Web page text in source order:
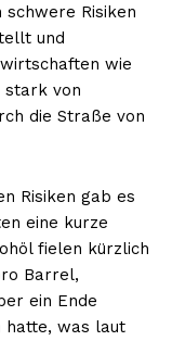
Risiken
und
wie
stark von
die Straße von
Risiken gab es
eine kurze
fielen kürzlich
Barrel,
ein Ende
hatte, was laut